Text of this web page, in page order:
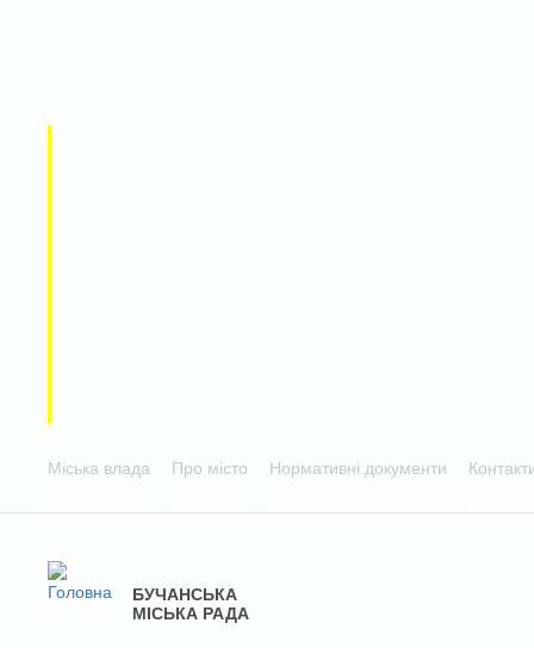
Міська влада Про місто Нормативні документи
БУЧАНСЬКА
МІСЬКА РАДА